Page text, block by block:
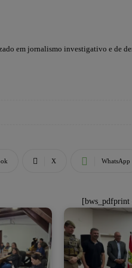
em jornalismo investigativo e de
X WhatsApp